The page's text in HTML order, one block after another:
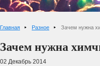
Главная Разное Зачем нужна
Зачем нужна
02 Декабрь 2014